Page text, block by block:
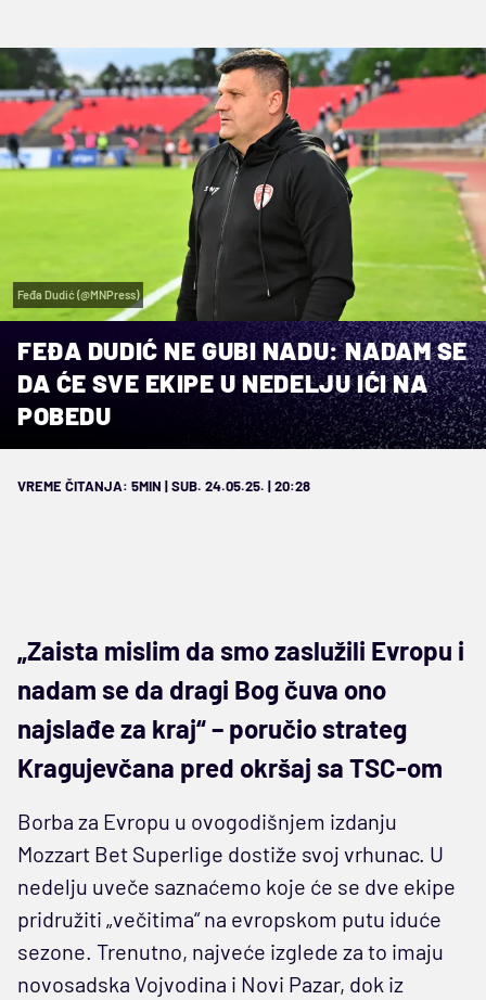
Feđa Dudić (@MNPress)
FEĐA DUDIĆ NE GUBI NADU: NADAM SE
DA ĆE SVE EKIPE U NEDELJU IĆI NA
POBEDU
VREME ČITANJA: 5MIN | SUB. 24.05.25. | 20:28
„Zaista mislim da smo zaslužili Evropu i
nadam se da dragi Bog čuva ono
najslađe za kraj“ – poručio strateg
Kragujevčana pred okršaj sa TSC-om
Borba za Evropu u ovogodišnjem izdanju
Mozzart Bet Superlige dostiže svoj vrhunac. U
nedelju uveče saznaćemo koje će se dve ekipe
pridružiti „večitima“ na evropskom putu iduće
sezone. Trenutno, najveće izglede za to imaju
novosadska Vojvodina i Novi Pazar, dok iz